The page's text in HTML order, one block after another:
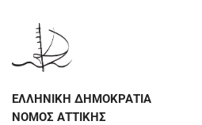
ΕΛΛΗΝΙΚΗ ΔΗΜΟΚΡΑΤΙΑ
ΝΟΜΟΣ ΑΤΤΙΚΗΣ